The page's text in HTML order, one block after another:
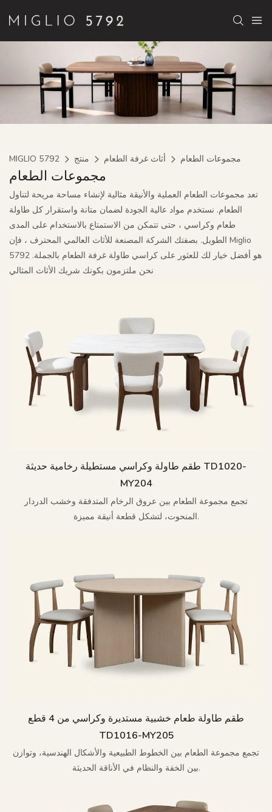
MIGLIO 5792 منتج أثاث غرفة الطعام مجموعات الطعام
مجموعات الطعام
تعد مجموعات الطعام العملية والأنيقة مثالية لإنشاء مساحة مريحة لتناول
الطعام. نستخدم مواد عالية الجودة لضمان متانة واستقرار كل طاولة
طعام وكراسي ، حتى تتمكن من الاستمتاع بالاستخدام على المدى
الطويل. بصفتك الشركة المصنعة للأثاث العالمي المحترف ، فإن Miglio
5792 هو أفضل خيار لك للعثور على كراسي طاولة غرفة الطعام بالجملة.
نحن ملتزمون بكونك شريك الأثاث المثالي
طقم طاولة وكراسي مستطيلة رخامية حديثة TD1020-
MY204
تجمع مجموعة الطعام بين عروق الرخام المتدفقة وخشب الدردار
المنحوت، لتشكل قطعة أنيقة مميزة.
طقم طاولة طعام خشبية مستديرة وكراسي من 4 قطع
TD1016-MY205
تجمع مجموعة الطعام بين الخطوط الطبيعية والأشكال الهندسية، وتوازن
بين الخفة والنظام في الأناقة الحديثة.